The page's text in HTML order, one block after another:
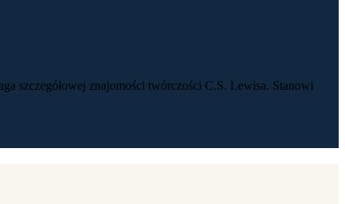
szczegółowej znajomości twórczości C.S. Lewisa. Stanowi